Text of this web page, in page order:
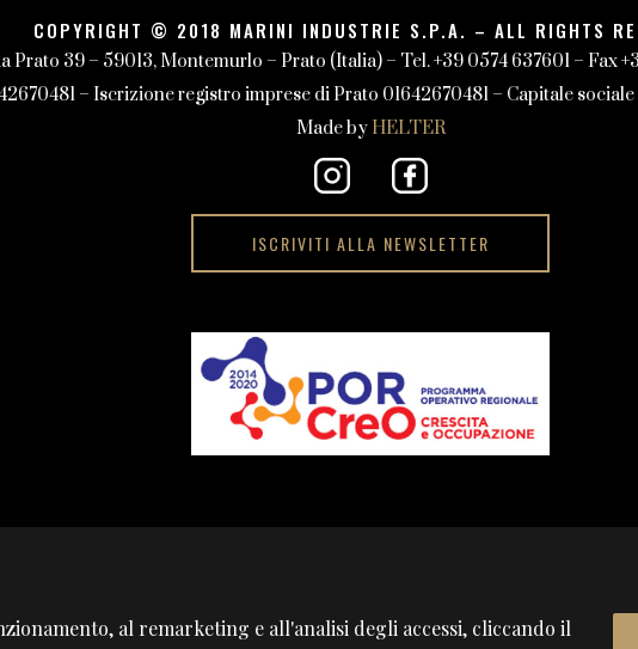
COPYRIGHT © 2018 MARINI INDUSTRIE S.P.A. – ALL RIGHTS
Prato 39 – 59013, Montemurlo – Prato (Italia) – Tel. +39 0574 637601 – Fax
– Iscrizione registro imprese di Prato 01642670481 – Capitale sociale
Made by HELTER
ISCRIVITI ALLA NEWSLETTER
al remarketing e all'analisi degli accessi, cliccando il